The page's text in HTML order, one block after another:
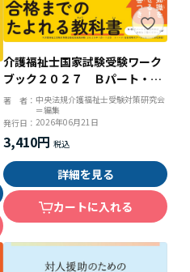
介護福祉士国家試験受験ワーク
ブック２０２７ Ｂパート・Ｃ
パート
著 者： 中央法規介護福祉士受験対策研究会
＝編集
発行日： 2026年06月21日
3,410円
詳細を見る
カートに入れる